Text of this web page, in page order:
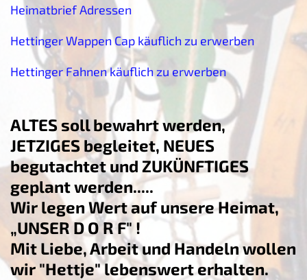
Heimatbrief Adressen
Hettinger Wappen Cap käuflich zu erwerben
Hettinger Fahnen käuflich zu erwerben
ALTES soll bewahrt werden,
JETZIGES begleitet, NEUES
begutachtet und ZUKÜNFTIGES
geplant werden.....
Wir legen Wert auf unsere Heimat,
„UNSER D O R F" !
Mit Liebe, Arbeit und Handeln wollen
wir "Hettje" lebenswert erhalten.